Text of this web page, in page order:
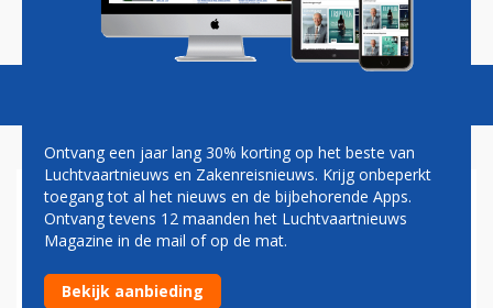
Magazine Podcasts Vacatures
GARUDA INDONESIA
BENOEMT NIEUWE GENERAL
MANAGER VOOR EUROPA
Ontvang een jaar lang 30% korting op het beste van
Luchtvaartnieuws en Zakenreisnieuws. Krijg onbeperkt
toegang tot al het nieuws en de bijbehorende Apps.
Ontvang tevens 12 maanden het Luchtvaartnieuws
Magazine in de mail of op de mat.
Bekijk aanbieding